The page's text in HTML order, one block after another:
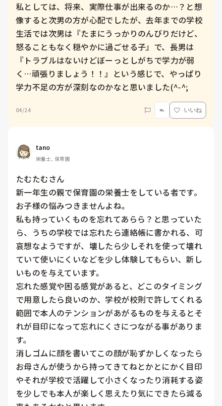
私としては、将来、実際仕事が出来るのか…？と想
像すると次男の方が心配でしたが、去年までの学校
生活では次男は『たまにうっかりのんびりだけど、
怒ることもなく穏やかに過ごせる子』で、長男は
『トラブルはないけどぼーっとしがちで学力が弱
く…頑張りましょう！！』という感じで、やっぱり
学力不足の方が深刻なのかなと思いました(^-^;
04/24 いいね
tano
栄養士, 保育園
たむたむさん
新一年生の親で保育園の栄養士をしている者です。
お子様の悩みつきませんよね。
私も持っていくものを忘れてあらら？と思っていた
ら、うちの学校では忘れたら連絡帳に書かれる、可
哀想なようですが、壊したら少しそれを使って壊れ
ていて使いにくいなどを少し体験してもらい、新し
いものを与えています。
忘れた感覚や困る感覚があると、どこのタイミング
で用意したら良いのか、学校が校則で許してくれる
範囲で本人のテンションがあがるものを与えるとそ
れが目印になって忘れにくさにつながる事がありま
す。
消しゴムに顔を書いてこの顔が恥ずかしくなったら
お母さんが使うから持ってきてねとかとにかく目印
やそれが学校で活躍して小さくなったり消耗する姿
を少しでも本人が楽しく思えたり気にできたら減る